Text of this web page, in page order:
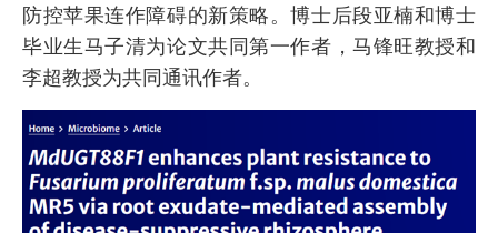
防控苹果连作障碍的新策略。博士后段亚楠和博士
毕业生马子清为论文共同第一作者，马锋旺教授和
李超教授为共同通讯作者。